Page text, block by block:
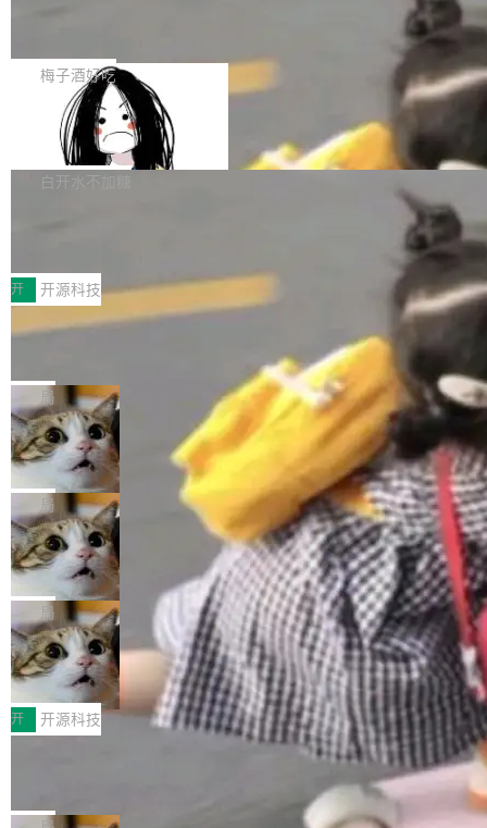
提交的编辑请求也长期处于待处理状态。 Groki
pedia 于去年底上线，定位为由人工智能生成内
容的百科平台，被马斯克视为传统众包百科网站
维基百科的替代方案。Lawfare 调查发现，无论
热门页面还是低关注度页面，均未出现近期更
是这样的：配 MessageSource 的 Bean、写 R
eloadableResourceBundleMessageSource、
声明 LocaleResolver、注册 LocaleChangeInt
erceptor…五六步之后才能看到第一行翻译文
本。 Solon 换了个方式。整个 i18n 模块围绕三
梅子酒好吃
Apache Doris 4.1 全面增强 Iceberg：
支持 UPDATE、MERGE INTO 与 Iceb
erg V3
Apache Doris 4.1 要补齐的，正是缺失的那一
半。在已有查询能力的基础上，Doris 进一步支
常维护操作，并完整支持 Iceberg V3 格式。
白开水不加糖
村国家自主创新示范区会议中心开幕。本届大会
由中关村智联软件服务业质量创新联盟主办，以
“智构可信·质创未来——AI原生时代的质量新范
式”为主题，直面AI从实验室走向规模化产业落地
的核心质量命题。会上，《2026智能研发生产力
工具选型手册》发布，Testin云测的Testin XAge
nt智能测试系统入选AI测试领域代表产品。对CI
O而言，这提示了一个转变：AI测试正在从效率
工具升级为企业的质量基础设施。 CIO面对的新
现实 过去两年，CIO们的焦虑清单上多了两项：
一是如何让大模型和智能体应用安全地从PoC走
向生产，二是如何让测试团队跟得上AI应用...
开 开源科技
让非法状态不可表示：一篇关于 ADT
有一种东西，一旦用过就回不去了。Alex Fedos
eev 管它叫"软件设计的基石"。 他说的东西不新
鲜——代数数据类型（ADT），尤其是和类型
（sum type）。但他说清楚了一件事：这不是类
型系统的学术体操，是日常编码的思维方式。 文
章从一个简单的例子切入。一个网站的深色主题
设置，如果用布尔值 + 可空字段来表示——bool
ean 表示是否可切换，nullable 的默认模式、浅
色方案、深色方案——会产生大量无意义的组
合。方案缺了、配置冲突了、全 null 了。要知道
哪些组合有效，作者说，你得靠"文档、校验、或
者部落知识"。 换个写法。Rust 的 enum，两个
变体：Switchable...
局
Cloudflare 开源内部企业 AI 平台 Clou
dflare OS
Cloudflare 发布了一个开源项目 Cloudflare O
S。如果你只看官方博客，你会觉得这是又一
个"AI 知识库 + 聊天机器人"——每个大厂都在
做，没什么新鲜的。 但 Kenton Varda 在 Twitte
r 上把事情说清楚了： 今天我们发布了 Cloudfla
re OS，一个带连接器的聊天机器人，跟其他所
有科技公司做的一样。只不过，实际上它不一
样。这是 Sandstorm.io 的重制版，我十年前的
那个创业公司。不同的是，这次它构建在 Cloudf
lare Workers 上——我花了九年时间搭建的平台
——并且深度集成了 AI。这基本上是我十年秘密
局
Deno 团队开源 Celld，可自托管的分
布式 Durable Objects
Ryan Dahl 领导的 Deno 团队推出了最新开源项
目 Celld，一个能在自己机器上运行 Cloudflare
Workers 和 Durable Objects 的守护进程。 设
计思路很直接：每个对象是一个独立的 SQLite
数据库，按名称寻址，复制到你自己的 S3 兼容
存储库里。节点之间只通过这个存储库协调——
没有控制平面，没有共识协议。每个对象自带一
个小型数据库，应用天然按分片构建，单个数据
库的竞争和爆炸半径问题在设计层面就被消除
了。 闲置的 cell 会休眠到几乎不占资源。当 cel
局
鲁大师7月新机性能/流畅/AI榜：vivo夺
性能、流畅双第一，三星Galaxy Z系列
新折叠缺席
2026年7月的手机市场，由于存储等硬件成本暴
增，手机厂商的日子也不好过啊，新机速度明显
放缓，因此硝烟味淡了许多。新机参数规格除开
Fold8 / Z Flip8）外，其余要么是中低端机器，
例如iQOO Z11i、REDMI Note 17、REDMI No
开 开源科技
Zed 编辑器团队发布了新项目——DeltaDB，一
个在 git commit 之间记录每一次编辑操作的版